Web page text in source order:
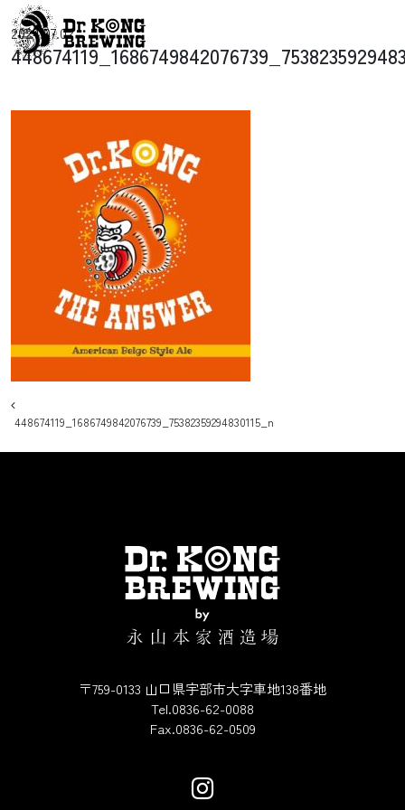
コンテンツへスキップ
メインナビゲーション
2024.07.02
投稿ナビゲーション
448674119_1686749842076739_75382359294830115_n
〒759-0133 山口県宇部市大字車地138番地
Tel.0836-62-0088
Fax.0836-62-0509